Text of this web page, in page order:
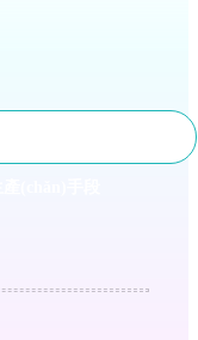
整體解決方案
(chǎn)手段